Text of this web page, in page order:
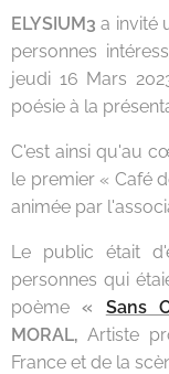
ELYSIUM3 a invité
personnes
jeudi 16 Mars
poésie à la
C'est ainsi qu'au
le premier « Café
animée par
Le public était
personnes qui
poème« Sans
MORAL, Artiste
France et de la